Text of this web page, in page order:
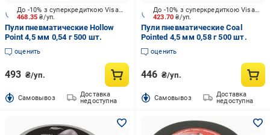
468.35₴/уп.
До -10% з суперкредиткою Visa Вигода
Пули пневматические Hollow
Point 4,5 мм 0,54 г 500 шт.
оценить
493 ₴/уп.
Cамовывоз
Доставка
недоступна
423.70₴/уп.
До -10% з суперкредиткою Visa Вигода
Пули пневматические Coal
Pointed 4,5 мм 0,58 г 500 шт.
оценить
446 ₴/уп.
Cамовывоз
Доставка
недоступна